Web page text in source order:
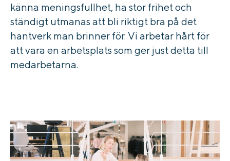
känna meningsfullhet, ha stor frihet och
ständigt utmanas att bli riktigt bra på det
hantverk man brinner för. Vi arbetar hårt för
att vara en arbetsplats som ger just detta till
medarbetarna.